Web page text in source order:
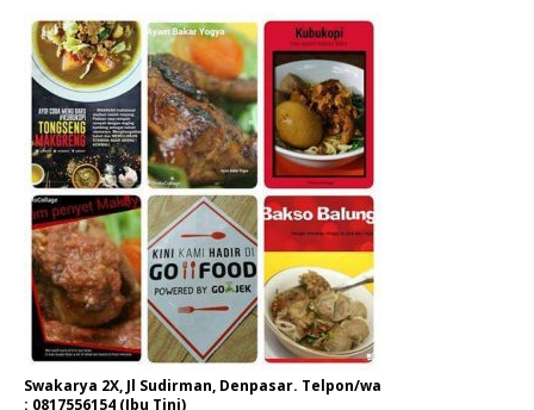
Swakarya 2X, Jl Sudirman, Denpasar. Telpon/wa
: 0817556154 (Ibu Tini)